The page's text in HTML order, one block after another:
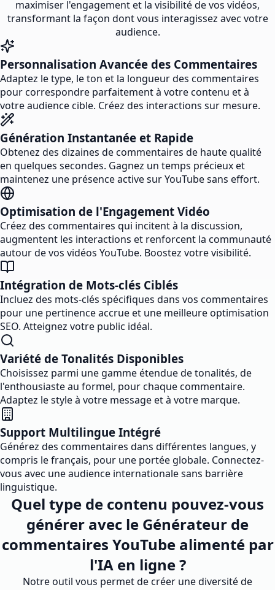
maximiser l'engagement et la visibilité de vos vidéos,
transformant la façon dont vous interagissez avec votre
audience.
Personnalisation Avancée des Commentaires
Adaptez le type, le ton et la longueur des commentaires
pour correspondre parfaitement à votre contenu et à
votre audience cible. Créez des interactions sur mesure.
Génération Instantanée et Rapide
Obtenez des dizaines de commentaires de haute qualité
en quelques secondes. Gagnez un temps précieux et
maintenez une présence active sur YouTube sans effort.
Optimisation de l'Engagement Vidéo
Créez des commentaires qui incitent à la discussion,
augmentent les interactions et renforcent la communauté
autour de vos vidéos YouTube. Boostez votre visibilité.
Intégration de Mots-clés Ciblés
Incluez des mots-clés spécifiques dans vos commentaires
pour une pertinence accrue et une meilleure optimisation
SEO. Atteignez votre public idéal.
Variété de Tonalités Disponibles
Choisissez parmi une gamme étendue de tonalités, de
l'enthousiaste au formel, pour chaque commentaire.
Adaptez le style à votre message et à votre marque.
Support Multilingue Intégré
Générez des commentaires dans différentes langues, y
compris le français, pour une portée globale. Connectez-
vous avec une audience internationale sans barrière
linguistique.
Quel type de contenu pouvez-vous
générer avec le Générateur de
commentaires YouTube alimenté par
l'IA en ligne ?
Notre outil vous permet de créer une diversité de